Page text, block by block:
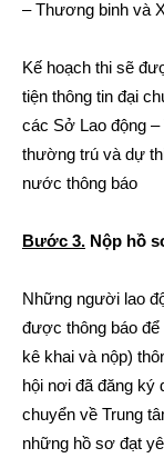
– Thương binh và
Kế hoạch thi sẽ
tiện thông tin đại
các Sở Lao động
thường trú và dự
nước thông báo
Bước 3. Nộp hồ
Những người lao
được thông báo
kê khai và nộp)
hội nơi đã đăng ký
chuyển về Trung
những hồ sơ đạt